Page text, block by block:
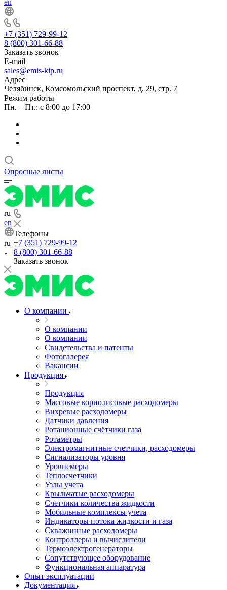
en
+7 (351) 729-99-12
8 (800) 301-66-88
Заказать звонок
E-mail
sales@emis-kip.ru
Адрес
Челябинск, Комсомольский проспект, д. 29, стр. 7
Режим работы
Пн. – Пт.: с 8:00 до 17:00
Опросные листы
ru
en
ru
Телефоны
+7 (351) 729-99-12
8 (800) 301-66-88
Заказать звонок
О компании
О компании
О компании
Свидетельства и патенты
Фотогалерея
Вакансии
Продукция
Продукция
Массовые кориолисовые расходомеры
Вихревые расходомеры
Датчики давления
Ротационные счётчики газа
Ротаметры
Электромагнитные счетчики, расходомеры
Сигнализаторы уровня
Уровнемеры
Теплосчетчики
Узлы учета
Крыльчатые расходомеры
Счетчики количества жидкости
Мобильные комплексы учета
Индикаторы потока жидкости и газа
Скважинные расходомеры
Контроллеры и вычислители
Термоэлектрогенераторы
Сопутствующее оборудование
Функциональная аппаратура
Опыт эксплуатации
Документация